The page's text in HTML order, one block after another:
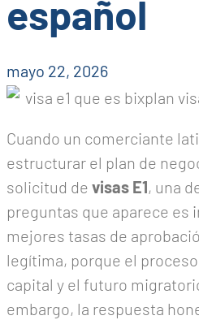
español
mayo 22, 2026
Cuando un comerciante
estructurar el plan de
solicitud de visas E1, una
preguntas que aparece es
mejores tasas de
legítima, porque el
capital y el futuro
embargo, la respuesta